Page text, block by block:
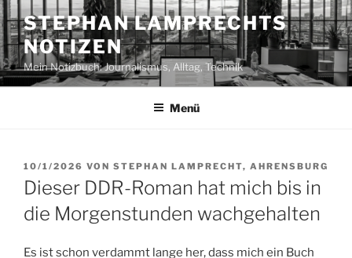
Zum
Inhalt
springen
STEPHAN LAMPRECHTS
NOTIZEN
Mein Notizbuch: Journalismus, Alltag, Technik
Menü
VERÖFFENTLICHT
AM
10/1/2026 VON STEPHAN LAMPRECHT, AHRENSBURG
Dieser DDR-Roman hat mich bis in
die Morgenstunden wachgehalten
Es ist schon verdammt lange her, dass mich ein Buch